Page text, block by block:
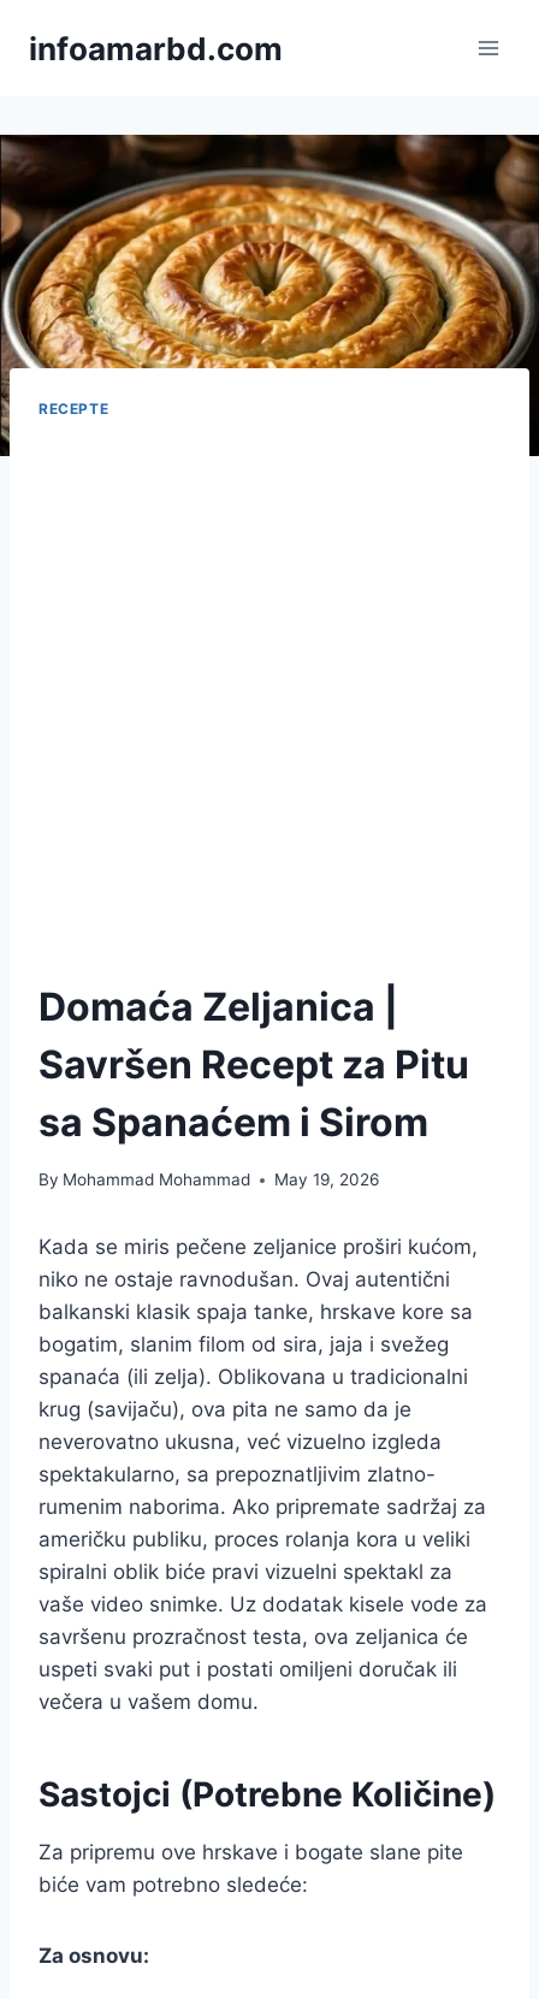
infoamarbd.com
RECEPTE
Domaća Zeljanica |
Savršen Recept za Pitu
sa Spanaćem i Sirom
By Mohammad Mohammad May 19, 2026
Kada se miris pečene zeljanice proširi kućom,
niko ne ostaje ravnodušan. Ovaj autentični
balkanski klasik spaja tanke, hrskave kore sa
bogatim, slanim filom od sira, jaja i svežeg
spanaća (ili zelja). Oblikovana u tradicionalni
krug (savijaču), ova pita ne samo da je
neverovatno ukusna, već vizuelno izgleda
spektakularno, sa prepoznatljivim zlatno-
rumenim naborima. Ako pripremate sadržaj za
američku publiku, proces rolanja kora u veliki
spiralni oblik biće pravi vizuelni spektakl za
vaše video snimke. Uz dodatak kisele vode za
savršenu prozračnost testa, ova zeljanica će
uspeti svaki put i postati omiljeni doručak ili
večera u vašem domu.
Sastojci (Potrebne Količine)
Za pripremu ove hrskave i bogate slane pite
biće vam potrebno sledeće:
Za osnovu: